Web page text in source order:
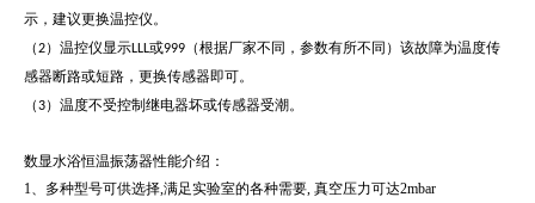
示，建议更换温控仪。
（2）温控仪显示LLL或999（根据厂家不同，参数有所不同）该故障为温度传
感器断路或短路，更换传感器即可。
（3）温度不受控制继电器坏或传感器受潮。
数显水浴恒温振荡器性能介绍：
1、多种型号可供选择,满足实验室的各种需要, 真空压力可达2mbar